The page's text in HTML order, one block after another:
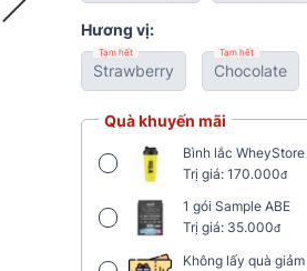
Hương vị:
Tạm hết
Strawberry
Tạm hết
Chocolate
Quà khuyến mãi
Bình lắc
Trị giá: 170.000đ
1 gói Sample ABE
Trị giá: 35.000đ
Không lấy quà